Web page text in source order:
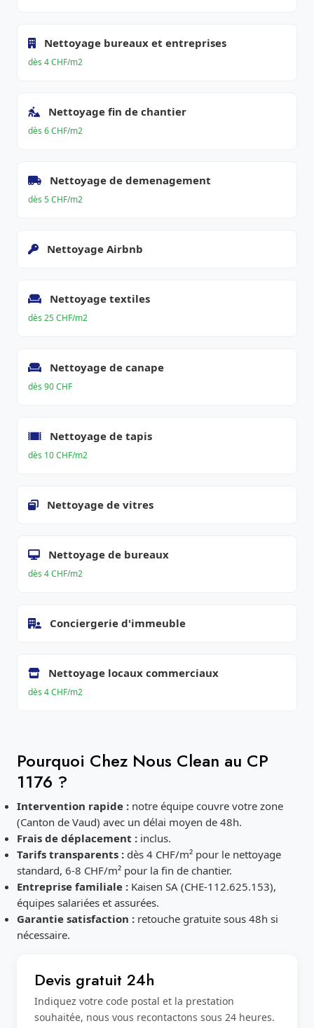
Nettoyage bureaux et entreprises
dès 4 CHF/m2
Nettoyage fin de chantier
dès 6 CHF/m2
Nettoyage de demenagement
dès 5 CHF/m2
Nettoyage Airbnb
Nettoyage textiles
dès 25 CHF/m2
Nettoyage de canape
dès 90 CHF
Nettoyage de tapis
dès 10 CHF/m2
Nettoyage de vitres
Nettoyage de bureaux
dès 4 CHF/m2
Conciergerie d'immeuble
Nettoyage locaux commerciaux
dès 4 CHF/m2
Pourquoi Chez Nous Clean au CP
1176 ?
Intervention rapide :notre équipe couvre votre zone
(Canton de Vaud) avec un délai moyen de 48h.
Frais de déplacement :inclus.
Tarifs transparents :dès 4 CHF/m² pour le nettoyage
standard, 6-8 CHF/m² pour la fin de chantier.
Entreprise familiale :Kaisen SA (CHE-112.625.153),
équipes salariées et assurées.
Garantie satisfaction :retouche gratuite sous 48h si
nécessaire.
Devis gratuit 24h
Indiquez votre code postal et la prestation
souhaitée, nous vous recontactons sous 24 heures.